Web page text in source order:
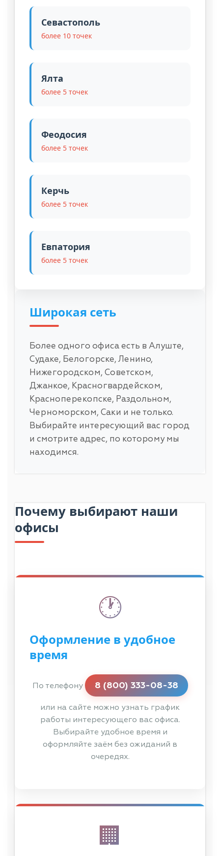
Севастополь
более 10 точек
Ялта
более 5 точек
Феодосия
более 5 точек
Керчь
более 5 точек
Евпатория
более 5 точек
Широкая сеть
Более одного офиса есть в Алуште,
Судаке, Белогорске, Ленино,
Нижегородском, Советском,
Джанкое, Красногвардейском,
Красноперекопске, Раздольном,
Черноморском, Саки и не только.
Выбирайте интересующий вас город
и смотрите адрес, по которому мы
находимся.
Почему выбирают наши
офисы
🕐
Оформление в удобное
время
По телефону 8 (800) 333-08-38
или на сайте можно узнать график
работы интересующего вас офиса.
Выбирайте удобное время и
оформляйте заём без ожиданий в
очередях.
🏢